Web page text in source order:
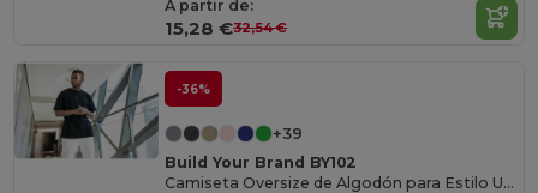
A partir de:
15,28 €32,54 €
-36%
+39
Build Your Brand BY102
Camiseta Oversize de Algodón para Estilo Urbano